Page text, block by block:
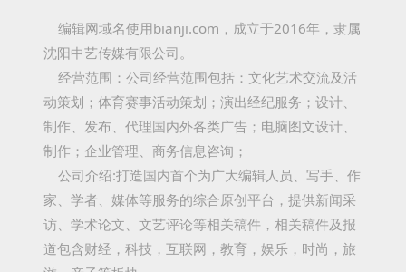
编辑网域名使用bianji.com，成立于2016年，隶属
沈阳中艺传媒有限公司。
经营范围：公司经营范围包括：文化艺术交流及活
动策划；体育赛事活动策划；演出经纪服务；设计、
制作、发布、代理国内外各类广告；电脑图文设计、
制作；企业管理、商务信息咨询；
公司介绍:打造国内首个为广大编辑人员、写手、作
家、学者、媒体等服务的综合原创平台，提供新闻采
访、学术论文、文艺评论等相关稿件，相关稿件及报
道包含财经，科技，互联网，教育，娱乐，时尚，旅